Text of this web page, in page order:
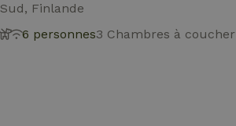
Sud, Finlande
6 personnes3 Chambres à coucher